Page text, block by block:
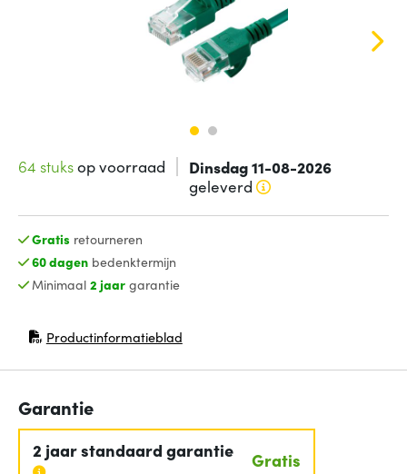
64 stuksop voorraad Dinsdag 11-08-2026
geleverd
Gratis retourneren
60 dagenbedenktermijn
Minimaal 2 jaargarantie
Productinformatieblad
(opent in nieuw venster)
Garantie
2 jaar standaard garantie Gratis